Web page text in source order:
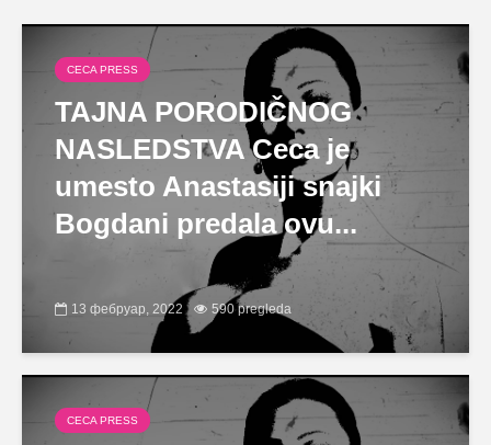
CECA PRESS
TAJNA PORODIČNOG
NASLEDSTVA Ceca je
umesto Anastasiji snajki
Bogdani predala ovu...
13 фебруар, 2022 590 pregleda
CECA PRESS